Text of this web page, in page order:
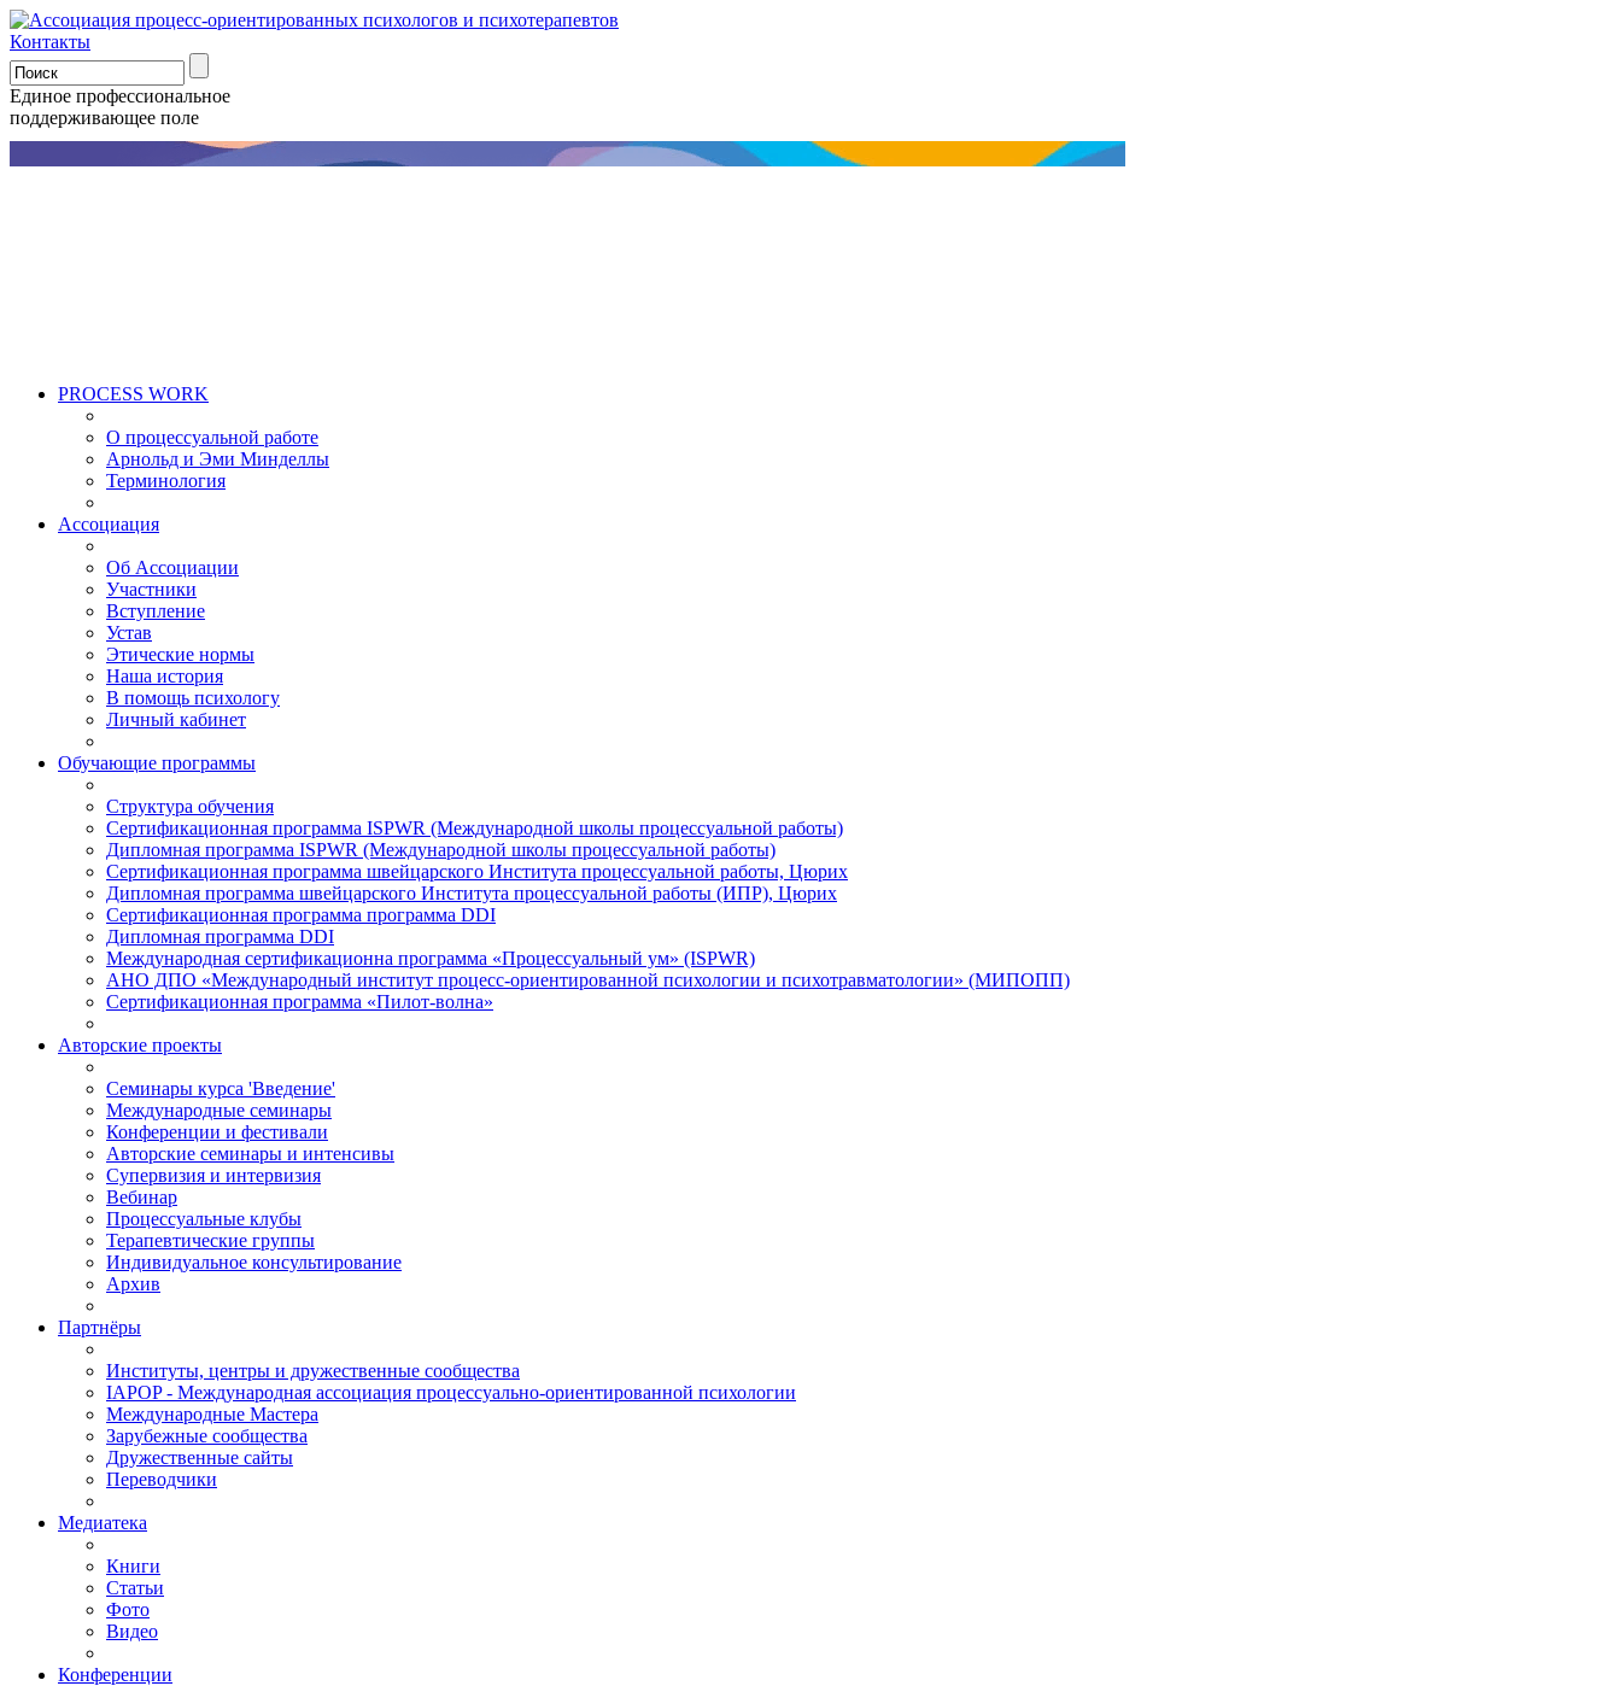
Контакты
Единое профессиональное
поддерживающее поле
PROCESS WORK
О процессуальной работе
Арнольд и Эми Минделлы
Терминология
Ассоциация
Об Ассоциации
Участники
Вступление
Устав
Этические нормы
Наша история
В помощь психологу
Личный кабинет
Обучающие программы
Структура обучения
Сертификационная программа ISPWR (Международной школы процессуальной работы)
Дипломная программа ISPWR (Международной школы процессуальной работы)
Сертификационная программа швейцарского Института процессуальной работы, Цюрих
Дипломная программа швейцарского Института процессуальной работы (ИПР), Цюрих
Сертификационная программа программа DDI
Дипломная программа DDI
Международная сертификационна программа «Процессуальный ум» (ISPWR)
АНО ДПО «Международный институт процесс-ориентированной психологии и психотравматологии» (МИПОПП)
Сертификационная программа «Пилот-волна»
Авторские проекты
Семинары курса 'Введение'
Международные семинары
Конференции и фестивали
Авторские семинары и интенсивы
Супервизия и интервизия
Вебинар
Процессуальные клубы
Терапевтические группы
Индивидуальное консультирование
Архив
Партнёры
Институты, центры и дружественные сообщества
IAPOP - Международная ассоциация процессуально-ориентированной психологии
Международные Мастера
Зарубежные сообщества
Дружественные сайты
Переводчики
Медиатека
Книги
Статьи
Фото
Видео
Конференции